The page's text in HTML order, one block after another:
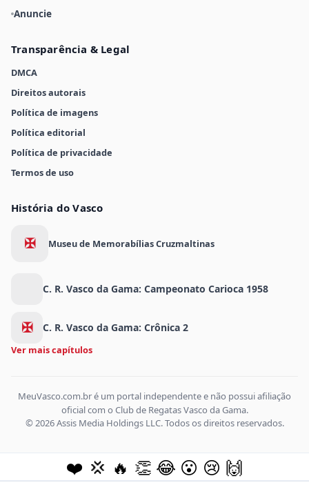
Anuncie
Transparência & Legal
DMCA
Direitos autorais
Política de imagens
Política editorial
Política de privacidade
Termos de uso
História do Vasco
✠ Museu de Memorabílias Cruzmaltinas
C. R. Vasco da Gama: Campeonato Carioca 1958
✠ C. R. Vasco da Gama: Crônica 2
Ver mais capítulos
MeuVasco.com.br é um portal independente e não possui afiliação
oficial com o Club de Regatas Vasco da Gama.
© 2026 Assis Media Holdings LLC. Todos os direitos reservados.
❤️ 💢 🔥 👏 😂 😮 😢 🙌